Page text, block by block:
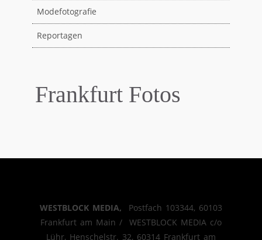
Modefotografie
Reportagen
Frankfurt Fotos
WESTBLOCK MEDIA, Postfach 103344, 60103
Frankfurt am Main / WESTBLOCK MEDIA c/o
Lühr, Henschelstr. 32, 60314 Frankfurt am